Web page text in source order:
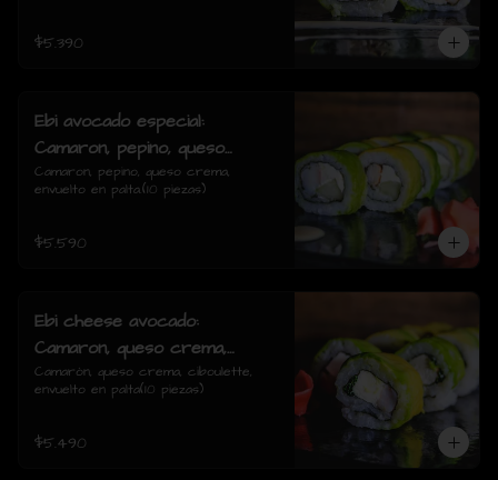
$5.390
Ebi avocado especial:
Camaron, pepino, queso
crema, envuelto en palta.
Camaron, pepino, queso crema,
envuelto en palta.(10 piezas)
$5.590
Ebi cheese avocado:
Camaron, queso crema,
ciboulette, envuelto en palta
Camarón, queso crema, ciboulette,
envuelto en palta(10 piezas)
$5.490